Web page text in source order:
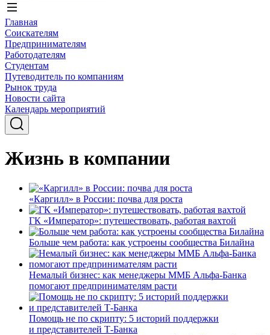
Главная
Соискателям
Предпринимателям
Работодателям
Студентам
Путеводитель по компаниям
Рынок труда
Новости сайта
Календарь мероприятий
Жизнь в компании
«Каргилл» в России: почва для роста
ГК «Император»: путешествовать, работая вахтой
Больше чем работа: как устроены сообщества Билайна
Немалый бизнес: как менеджеры ММБ Альфа-Банка
помогают предпринимателям расти
Помощь не по скрипту: 5 историй поддержки
и представителей Т-Банка